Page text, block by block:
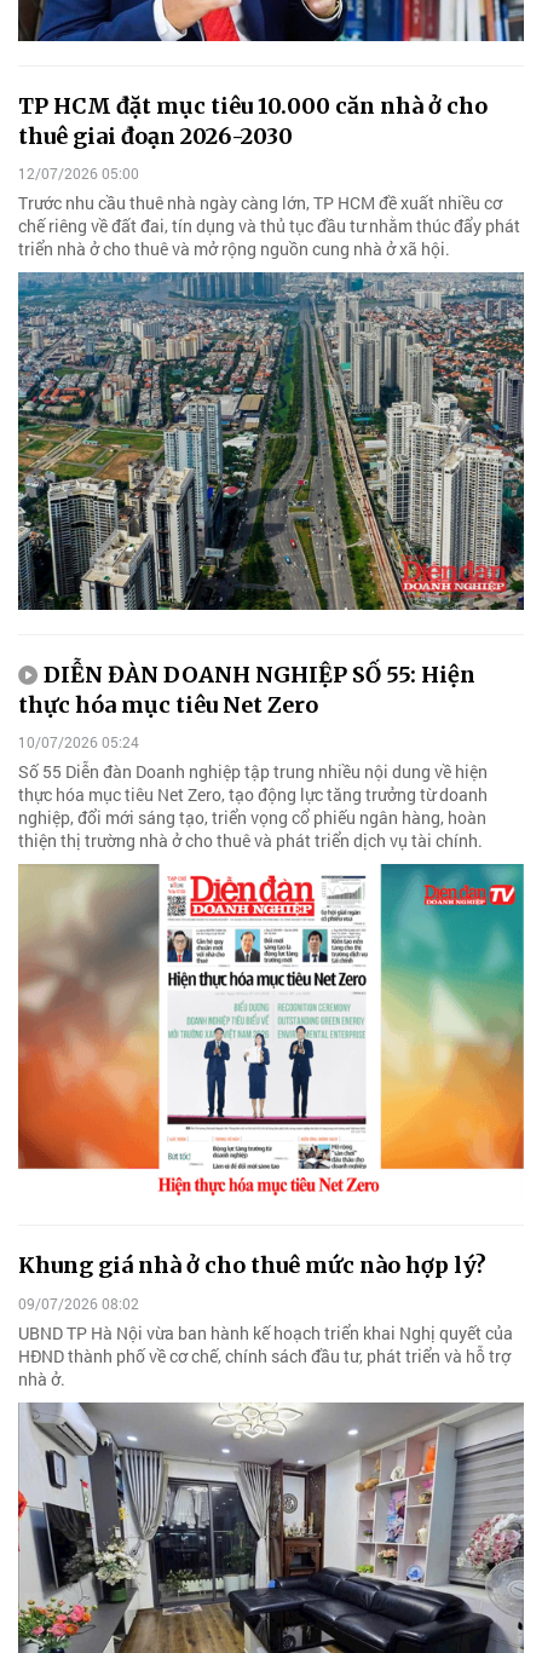
TP HCM đặt mục tiêu 10.000 căn nhà ở cho
thuê giai đoạn 2026-2030
12/07/2026 05:00
Trước nhu cầu thuê nhà ngày càng lớn, TP HCM đề xuất nhiều cơ
chế riêng về đất đai, tín dụng và thủ tục đầu tư nhằm thúc đẩy phát
triển nhà ở cho thuê và mở rộng nguồn cung nhà ở xã hội.
DIỄN ĐÀN DOANH NGHIỆP SỐ 55: Hiện
thực hóa mục tiêu Net Zero
10/07/2026 05:24
Số 55 Diễn đàn Doanh nghiệp tập trung nhiều nội dung về hiện
thực hóa mục tiêu Net Zero, tạo động lực tăng trưởng từ doanh
nghiệp, đổi mới sáng tạo, triển vọng cổ phiếu ngân hàng, hoàn
thiện thị trường nhà ở cho thuê và phát triển dịch vụ tài chính.
Khung giá nhà ở cho thuê mức nào hợp lý?
09/07/2026 08:02
UBND TP Hà Nội vừa ban hành kế hoạch triển khai Nghị quyết của
HĐND thành phố về cơ chế, chính sách đầu tư, phát triển và hỗ trợ
nhà ở.